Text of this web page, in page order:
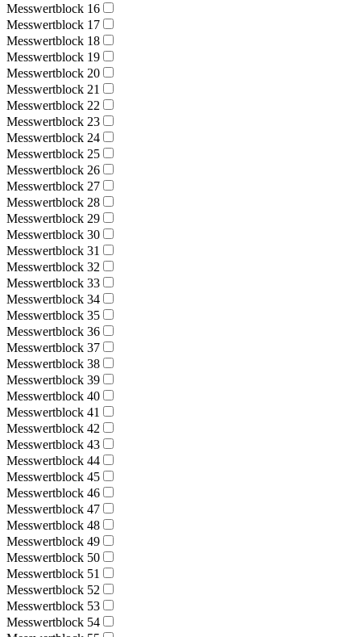
Messwertblock 16
Messwertblock 17
Messwertblock 18
Messwertblock 19
Messwertblock 20
Messwertblock 21
Messwertblock 22
Messwertblock 23
Messwertblock 24
Messwertblock 25
Messwertblock 26
Messwertblock 27
Messwertblock 28
Messwertblock 29
Messwertblock 30
Messwertblock 31
Messwertblock 32
Messwertblock 33
Messwertblock 34
Messwertblock 35
Messwertblock 36
Messwertblock 37
Messwertblock 38
Messwertblock 39
Messwertblock 40
Messwertblock 41
Messwertblock 42
Messwertblock 43
Messwertblock 44
Messwertblock 45
Messwertblock 46
Messwertblock 47
Messwertblock 48
Messwertblock 49
Messwertblock 50
Messwertblock 51
Messwertblock 52
Messwertblock 53
Messwertblock 54